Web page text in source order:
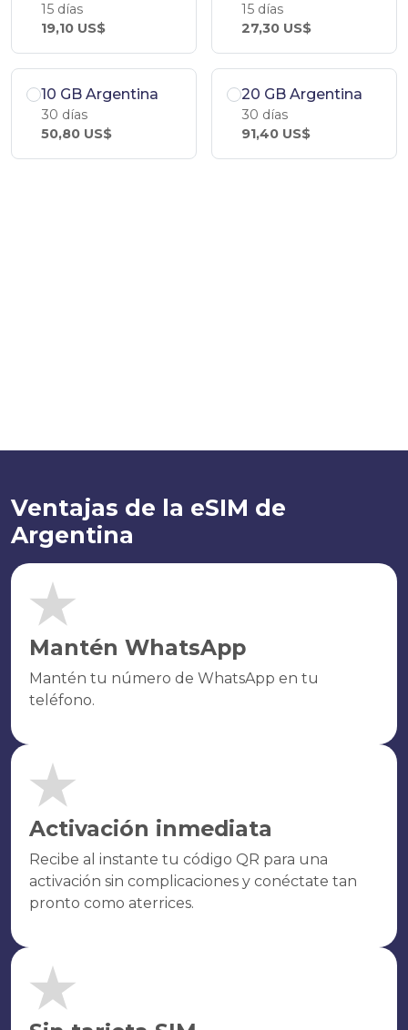
15 días
19,10 US$
15 días
27,30 US$
10 GB Argentina
30 días
50,80 US$
20 GB Argentina
30 días
91,40 US$
Ventajas de la eSIM de
Argentina
Mantén WhatsApp
Mantén tu número de WhatsApp en tu
teléfono.
Activación inmediata
Recibe al instante tu código QR para una
activación sin complicaciones y conéctate tan
pronto como aterrices.